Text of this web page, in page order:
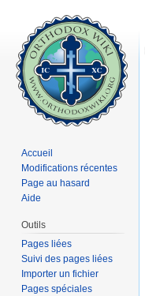
Accueil
Modifications récentes
Page au hasard
Aide
Outils
Pages liées
Suivi des pages liées
Importer un fichier
Pages spéciales